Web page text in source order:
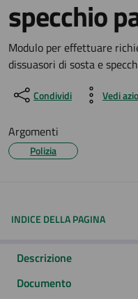
specchio
Dettagli del
Modulo per effettuare
dissuasori di sosta e
Condividi Vedi
Argomenti
Polizia
INDICE DELLA PAGINA
Descrizione
Documento